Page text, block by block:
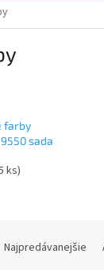
farby
sada
ks)
Najpredávanejšie